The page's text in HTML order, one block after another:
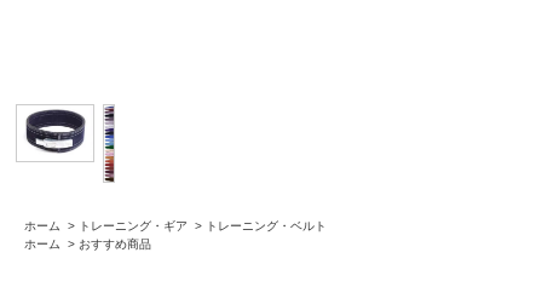
ホーム > トレーニング・ギア >
トレーニング・ベルト
ホーム
> おすすめ商品